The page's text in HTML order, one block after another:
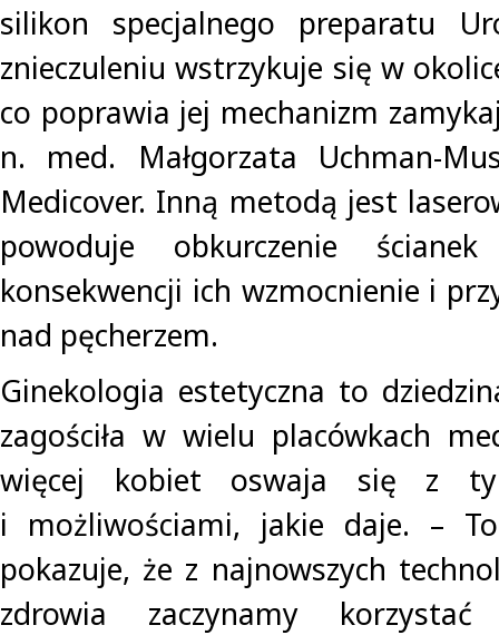
silikon specjalnego preparatu
znieczuleniu wstrzykuje się w
co poprawia jej mechanizm
n. med. Małgorzata Uchman-
Medicover. Inną metodą jest
powoduje obkurczenie
konsekwencji ich wzmocnienie i
nad pęcherzem.
Ginekologia estetyczna to
zagościła w wielu placówkach
więcej kobiet oswaja się z
i możliwościami, jakie daje. –
pokazuje, że z najnowszych
zdrowia zaczynamy